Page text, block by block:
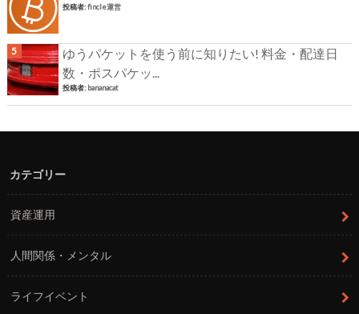
投稿者:fincle運営
ゆうパケットを使う前に知りたい! 料金・配達日
数・ポスパケッ...
投稿者: bananacat
カテゴリー
資産運用
人間関係・メンタル
ライフイベント